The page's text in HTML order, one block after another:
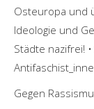
Osteuropa und
Ideologie und
Städte nazifrei!
Gegen